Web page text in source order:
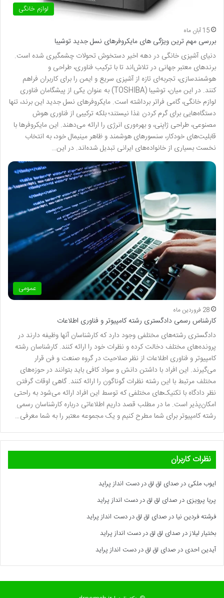
لوازم خانگی
15 آبان ماه
بررسی مهم ترین ویژگی های مایکروفرهای نسل جدید توشیبا
دنیای آشپزی خانگی در دهه اخیر دستخوش تحولات چشمگیری شده است.
برندهای معتبر جهانی در تلاش‌اند تا با ترکیب فناوری، طراحی و
هوشمندسازی، تجربه‌ای تازه از آشپزی سریع و ایمن را برای کاربران فراهم
کنند. در این میان، توشیبا (TOSHIBA) به عنوان یکی از پیشگامان فناوری
لوازم خانگی، گامی فراتر برداشته است. مایکروفرهای نسل جدید این برند، تنها
دستگاه‌هایی برای گرم کردن غذا نیستند؛ بلکه ترکیبی از فناوری هوش
مصنوعی، طراحی ژاپنی، و بهره‌وری انرژی را ارائه می‌دهند. این مایکروفرها با
قابلیت‌های خودکار، سنسورهای هوشمند و ظاهر مینیمال خود، به انتخاب
نخست بسیاری از خانواده‌های ایرانی تبدیل شده‌اند. در این…
عمومی
28 فروردین ماه
کارشناس رسمی دادگستری رشته کامپیوتر و فناوری اطلاعات
دادگستری رشته‌های مختلفی وجود دارد که کارشناسان آنها وظیفه دارند در
پرونده‌های مختلف دخالت کرده و نظرات خود را ارائه کنند. کارشناسان رشته
کامپیوتر و فناوری اطلاعات از نظر صلاحیت در گروه صنعت و فن قرار
می‌گیرند. این افراد با داشتن دانش و سواد کافی باید بتوانند در حوزه‌های
مختلف مرتبط با این رشته نظرات گوناگون را ارائه کنند. گاهی اوقات گرفتن
نظر دادگاه با تکنیک‌های مختلفی که توسط این افراد ارائه می‌شود به راحتی
امکان‌پذیر است. ما در مطلب قصد داریم اطلاعاتی درباره کارشناسان رسمی
رشته کامپیوتر برای شما مطرح کنیم و یک مجموعه معتبر را به شما معرفی…
نظرات کاربران
ایوب ملکی درصدای لق لق در دست انداز پراید
پریا پرویزی درصدای لق لق در دست انداز پراید
فرشته فردین نیا درصدای لق لق در دست انداز پراید
بختیار لیلازدرصدای لق لق در دست انداز پراید
آیدین احدی درصدای لق لق در دست انداز پراید